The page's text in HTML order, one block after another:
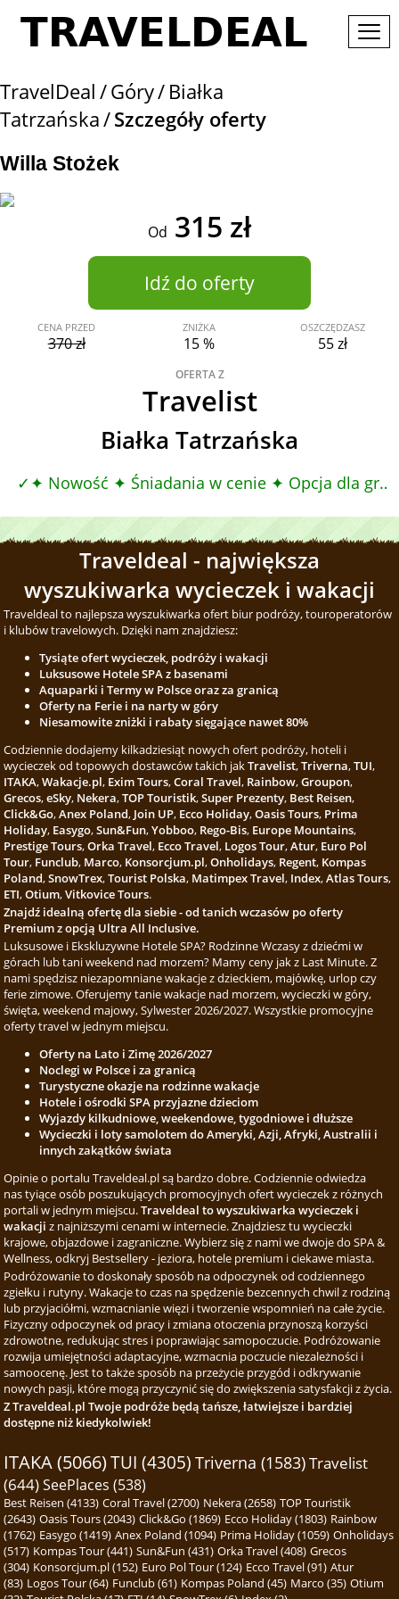
TravelDeal Góry Białka
Tatrzańska Szczegóły oferty
Willa Stożek
Od 315 zł
Idź do oferty
CENA PRZED
370 zł
ZNIŻKA
15 %
OSZCZĘDZASZ
55 zł
OFERTA Z
Travelist
Białka Tatrzańska
✦ Nowość ✦ Śniadania w cenie ✦ Opcja dla grupy ✦ Pokoje Rodzinne, Śniadania
Traveldeal - największa
wyszukiwarka wycieczek i wakacji
Traveldeal to najlepsza wyszukiwarka ofert biur podróży, touroperatorów
i klubów travelowych. Dzięki nam znajdziesz:
Tysiąte ofert wycieczek, podróży i wakacji
Luksusowe Hotele SPA z basenami
Aquaparki i Termy w Polsce oraz za granicą
Oferty na Ferie i na narty w góry
Niesamowite zniżki i rabaty sięgające nawet 80%
Codziennie dodajemy kilkadziesiąt nowych ofert podróży, hoteli i
wycieczek od topowych dostawców takich jakTravelist,Triverna,TUI,
ITAKA,Wakacje.pl, Exim Tours,Coral Travel, Rainbow,Groupon,
Grecos,eSky, Nekera,TOP Touristik,Super Prezenty, Best Reisen,
Click&Go,Anex Poland, Join UP, Ecco Holiday,Oasis Tours, Prima
Holiday, Easygo,Sun&Fun,Yobboo, Rego-Bis, Europe Mountains,
Prestige Tours,Orka Travel, Ecco Travel, Logos Tour,Atur, Euro Pol
Tour, Funclub, Marco, Konsorcjum.pl,Onholidays, Regent, Kompas
Poland,SnowTrex,Tourist Polska, Matimpex Travel, Index,Atlas Tours,
ETI,Otium,Vitkovice Tours.
Znajdź idealną ofertę dla siebie - od tanich wczasów po oferty
Premium z opcją Ultra All Inclusive.
Luksusowe i Ekskluzywne Hotele SPA? Rodzinne Wczasy z dziećmi w
górach lub tani weekend nad morzem? Mamy ceny jak z Last Minute. Z
nami spędzisz niezapomniane wakacje z dzieckiem, majówkę, urlop czy
ferie zimowe. Oferujemy tanie wakacje nad morzem, wycieczki w góry,
święta, weekend majowy, Sylwester 2026/2027. Wszystkie promocyjne
oferty travel w jednym miejscu.
Oferty na Lato i Zimę 2026/2027
Noclegi w Polsce i za granicą
Turystyczne okazje na rodzinne wakacje
Hotele i ośrodki SPA przyjazne dzieciom
Wyjazdy kilkudniowe, weekendowe, tygodniowe i dłuższe
Wycieczki i loty samolotem do Ameryki, Azji, Afryki, Australii i
innych zakątków świata
Opinie o portalu Traveldeal.pl są bardzo dobre. Codziennie odwiedza
nas tyiące osób poszukujących promocyjnych ofert wycieczek z różnych
portali w jednym miejscu.Traveldeal to wyszukiwarka wycieczek i
wakacji z najniższymi cenami w internecie. Znajdziesz tu wycieczki
krajowe, objazdowe i zagraniczne. Wybierz się z nami we dwoje do SPA &
Wellness, odkryj Bestsellery - jeziora, hotele premium i ciekawe miasta.
Podróżowanie to doskonały sposób na odpoczynek od codziennego
zgiełku i rutyny. Wakacje to czas na spędzenie bezcennych chwil z rodziną
lub przyjaciółmi, wzmacnianie więzi i tworzenie wspomnień na całe życie.
Fizyczny odpoczynek od pracy i zmiana otoczenia przynoszą korzyści
zdrowotne, redukując stres i poprawiając samopoczucie. Podróżowanie
rozwija umiejętności adaptacyjne, wzmacnia poczucie niezależności i
samoocenę. Jest to także sposób na przeżycie przygód i odkrywanie
nowych pasji, które mogą przyczynić się do zwiększenia satysfakcji z życia.
Z Traveldeal.pl Twoje podróże będą tańsze, łatwiejsze i bardziej
dostępne niż kiedykolwiek!
ITAKA (5066)TUI (4305) Triverna (1583)Travelist
(644) SeePlaces (538)
Best Reisen (4133) Coral Travel (2700) Nekera (2658) TOP Touristik
(2643) Oasis Tours (2043) Click&Go (1869) Ecco Holiday (1803) Rainbow
(1762) Easygo (1419) Anex Poland (1094) Prima Holiday (1059) Onholidays
(517) Kompas Tour (441) Sun&Fun (431) Orka Travel (408) Grecos
(304) Konsorcjum.pl (152) Euro Pol Tour (124) Ecco Travel (91) Atur
(83) Logos Tour (64) Funclub (61) Kompas Poland (45) Marco (35) Otium